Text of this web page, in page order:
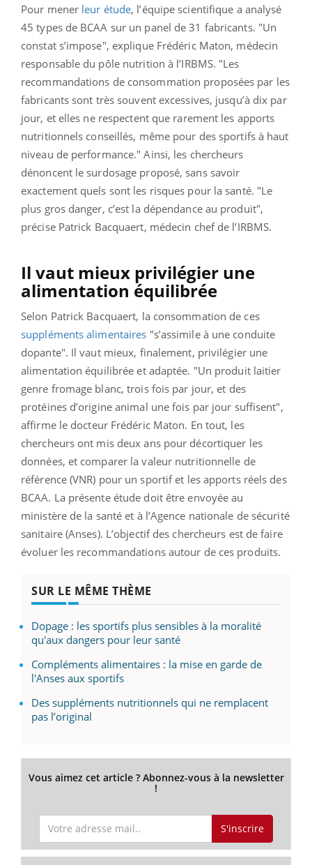
Pour mener leur étude, l’équipe scientifique a analysé
45 types de BCAA sur un panel de 31 fabricants. "Un
constat s’impose", explique Frédéric Maton, médecin
responsable du pôle nutrition à l’IRBMS. "Les
recommandations de consommation proposées par les
fabricants sont très souvent excessives, jusqu’à dix par
jour, et elles ne respectent que rarement les apports
nutritionnels conseillés, même pour des sportifs à haut
niveau de performance."Ainsi, les chercheurs
dénoncent le surdosage proposé, sans savoir
exactement quels sont les risques pour la santé. "Le
plus gros danger, c’est la dépendance au produit",
précise Patrick Bacquaert, médecin chef de l’IRBMS.
Il vaut mieux privilégier une
alimentation équilibrée
Selon Patrick Bacquaert, la consommation de ces
suppléments alimentaires "s’assimile à une conduite
dopante". Il vaut mieux, finalement, privilégier une
alimentation équilibrée et adaptée. "Un produit laitier
genre fromage blanc, trois fois par jour, et des
protéines d’origine animal une fois par jour suffisent",
affirme le docteur Frédéric Maton. En tout, les
chercheurs ont mis deux ans pour décortiquer les
données, et comparer la valeur nutritionnelle de
référence (VNR) pour un sportif et les apports réels des
BCAA. La présente étude doit être envoyée au
ministère de la santé et à l’Agence nationale de sécurité
sanitaire (Anses). L’objectif des chercheurs est de faire
évoluer les recommandations autour de ces produits.
SUR LE MÊME THÈME
Dopage : les sportifs plus sensibles à la moralité
qu'aux dangers pour leur santé
Compléments alimentaires : la mise en garde de
l'Anses aux sportifs
Des suppléments nutritionnels qui ne remplacent
pas l’original
Vous aimez cet article ? Abonnez-vous à la newsletter
!
S'inscrire